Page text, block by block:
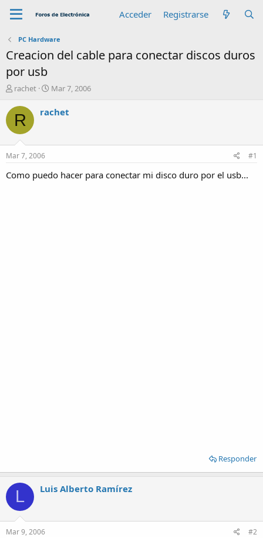
Acceder Registrarse
PC Hardware
Creacion del cable para conectar discos duros
por usb
A
t
o
r
rachet
F
c
n
Mar 7, 2006
R rachet
Mar 7, 2006 #1
Como puedo hacer para conectar mi disco duro por el usb...
Responder
L Luis Alberto Ramírez
Mar 9, 2006 #2